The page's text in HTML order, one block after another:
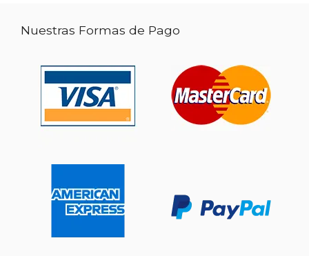
Nuestras Formas de Pago